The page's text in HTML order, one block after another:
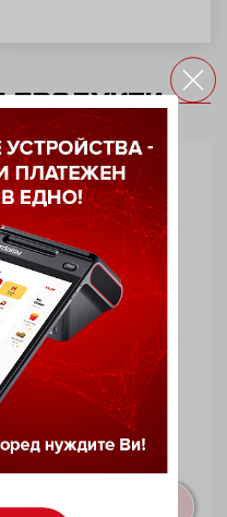
ПРОДУКТИ